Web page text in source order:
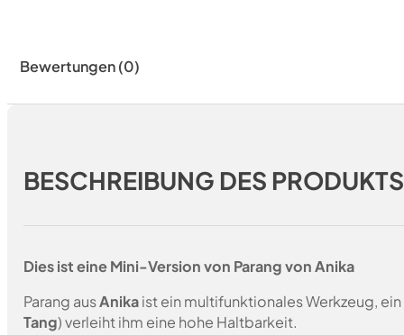
Bewertungen (0)
BESCHREIBUNG DES PRODUKTS
Dies ist eine Mini-Version von Parang von Anika
Parang ausAnikaist ein multifunktionales Werkzeug,
Tang) verleiht ihm eine hohe Haltbarkeit.